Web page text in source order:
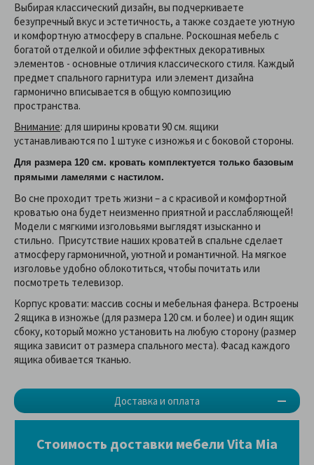
Доставка и оплата
Выбирая классический дизайн, вы подчеркиваете
безупречный вкус и эстетичность, а также создаете уютную
и комфортную атмосферу в спальне. Роскошная мебель с
богатой отделкой и обилие эффектных декоративных
элементов - основные отличия классического стиля. Каждый
предмет спального гарнитура или элемент дизайна
гармонично вписывается в общую композицию
пространства.
Внимание: для ширины кровати 90 см. ящики
устанавливаются по 1 штуке с изножья и с боковой стороны.
Для размера 120 см. кровать комплектуется только базовым
прямыми ламелями с настилом.
Во сне проходит треть жизни – а с красивой и комфортной
кроватью она будет неизменно приятной и расслабляющей!
Модели с мягкими изголовьями выглядят изысканно и
стильно. Присутствие наших кроватей в спальне сделает
атмосферу гармоничной, уютной и романтичной. На мягкое
изголовье удобно облокотиться, чтобы почитать или
посмотреть телевизор.
Корпус кровати: массив сосны и мебельная фанера. Встроены
2 ящика в изножье (для размера 120 см. и более) и один ящик
сбоку, который можно установить на любую сторону (размер
ящика зависит от размера спального места). Фасад каждого
ящика обивается тканью.
Стоимость доставки мебели Vita Mia